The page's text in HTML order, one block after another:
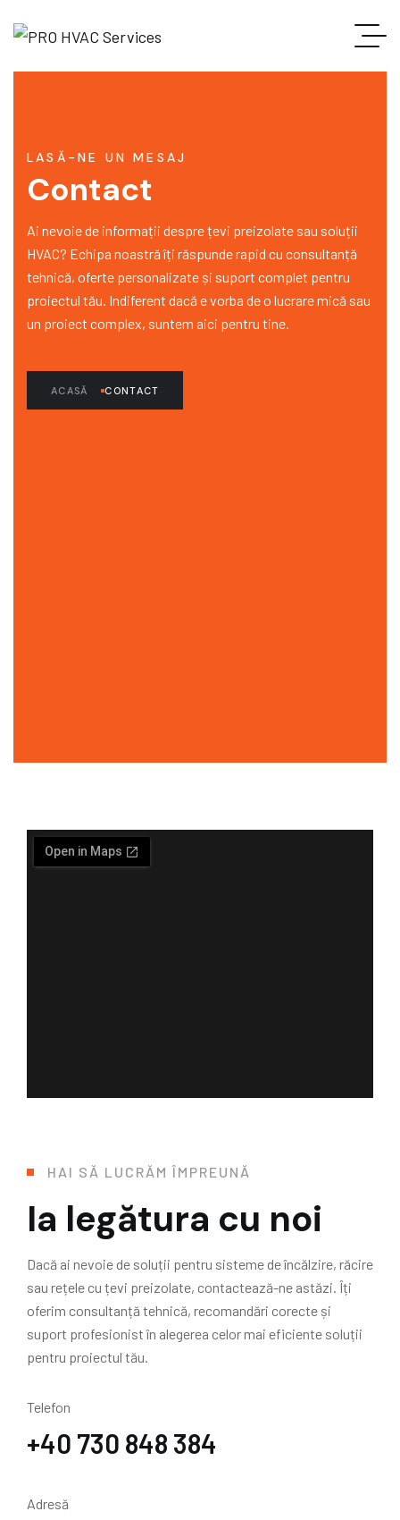
LASĂ-NE UN MESAJ
Contact
Ai nevoie de informații despre țevi preizolate sau soluții
HVAC? Echipa noastră îți răspunde rapid cu consultanță
tehnică, oferte personalizate și suport complet pentru
proiectul tău. Indiferent dacă e vorba de o lucrare mică sau
un proiect complex, suntem aici pentru tine.
ACASĂ CONTACT
HAI SĂ LUCRĂM ÎMPREUNĂ
Ia legătura cu noi
Dacă ai nevoie de soluții pentru sisteme de încălzire, răcire
sau rețele cu țevi preizolate, contactează-ne astăzi. Îți
oferim consultanță tehnică, recomandări corecte și
suport profesionist în alegerea celor mai eficiente soluții
pentru proiectul tău.
Telefon
+40 730 848 384
Adresă